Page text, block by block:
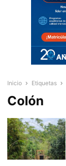
Inicio Etiquetas
Colón